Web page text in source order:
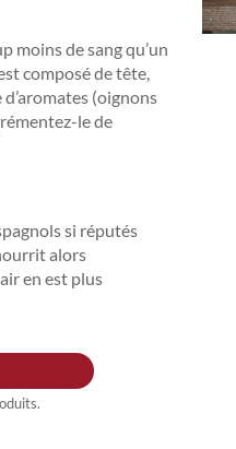
moins de sang qu’un
composé de tête,
(oignons
le de
si réputés
alors
en est plus